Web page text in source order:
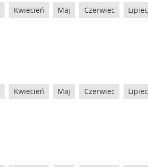
Kwiecień Maj Czerwiec Lipiec
Kwiecień Maj Czerwiec Lipiec